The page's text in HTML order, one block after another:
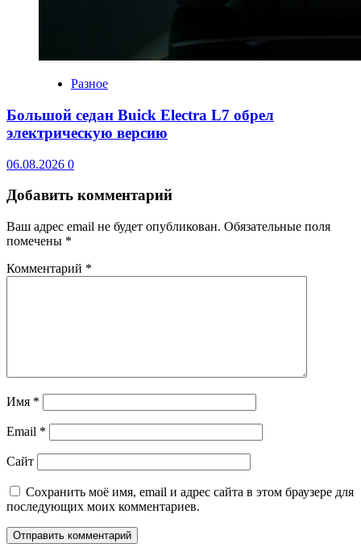
Разное
Большой седан Buick Electra L7 обрел
электрическую версию
06.08.2026 0
Добавить комментарий
Ваш адрес email не будет опубликован. Обязательные поля
помечены *
Комментарий *
Имя *
Email *
Сайт
Сохранить моё имя, email и адрес сайта в этом браузере для
последующих моих комментариев.